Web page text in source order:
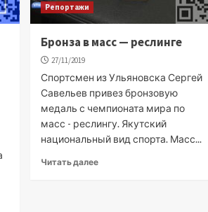
Репортажи
Бронза в масс — реслинге
27/11/2019
Спортсмен из Ульяновска Сергей
Савельев привез бронзовую
медаль с чемпионата мира по
масс - реслингу. Якутский
национальный вид спорта. Масс...
Читать далее